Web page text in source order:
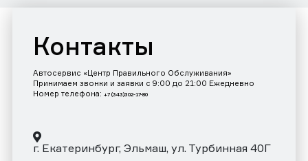
Контакты
Автосервис «Центр Правильного Обслуживания»
Принимаем звонки и заявки с 9:00 до 21:00 Ежедневно
Номер телефона: +7 (343)302-17-80
г. Екатеринбург, Эльмаш, ул. Турбинная 40Г